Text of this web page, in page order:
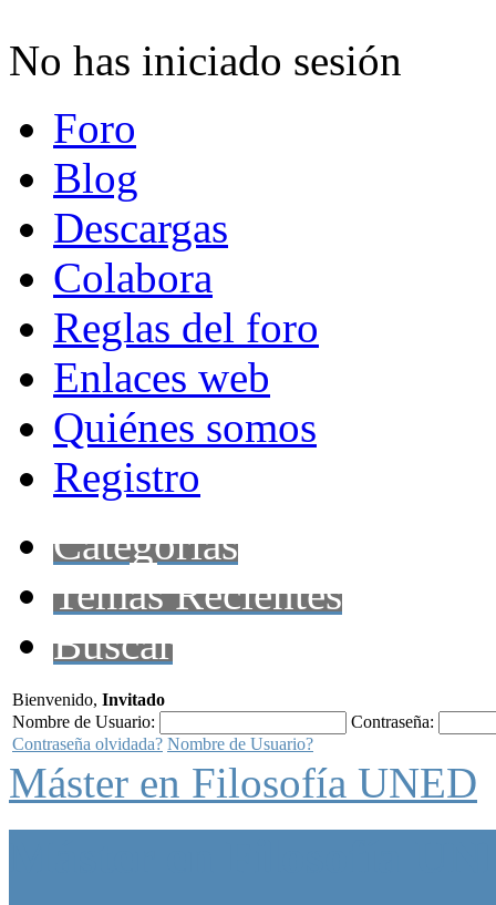
No has iniciado sesión
Foro
Blog
Descargas
Colabora
Reglas del foro
Enlaces web
Quiénes somos
Registro
Categorías
Temas Recientes
Buscar
Bienvenido, Invitado
Nombre de Usuario:
Contraseña:
Contraseña olvidada? Nombre de Usuario?
Máster en Filosofía UNED